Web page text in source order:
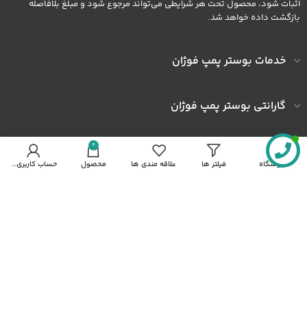
اثبات شود، محصول تحت هر شرایطی می‌تواند مرجوع شود و مبلغ بلافاصله
بازگشت داده خواهد شد.
خدمات بوستر پمپ فوژان
گارانتی بوستر پمپ فوژان
به ما اعتماد کنید
فروشگاه فیلتر ها علاقه مندی ها
0
محصول حساب کاربری من